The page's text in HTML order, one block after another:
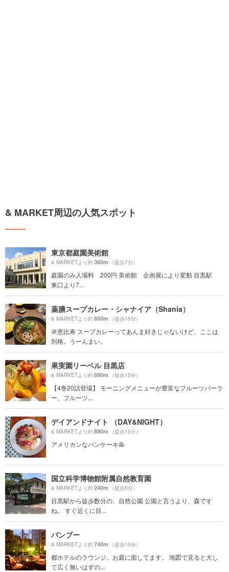
& MARKET周辺の人気スポット
東京都庭園美術館
& MARKETより約360m （徒歩7分）
庭園のみ入場料 200円 美術館 企画展により変動 目黒駅
東口より7...
薬膳スープカレー・シャナイア（Shania）
& MARKETより約850m （徒歩15分）
＠恵比寿 スープカレーってあんま好きじゃないけど、ここは
別格。うーんまい。
果実園リーベル 目黒店
& MARKETより約890m （徒歩15分）
【4巻20話登場】 モーニングメニューが豊富なフルーツパーラ
ー。フルーツ...
デイアンドナイト （DAY&NIGHT）
& MARKETより約890m （徒歩15分）
アメリカンなパンケーキ🥞
国立科学博物館附属自然教育園
& MARKETより約240m （徒歩5分）
目黒駅から徒歩数分の、自然公園 公園と言うより、森です
ね。 すぐ近くに目...
バンブー
& MARKETより約740m （徒歩13分）
都ホテルのラウンジ。お庭に面してます。 地図で見ると大し
て広く無いはずの...